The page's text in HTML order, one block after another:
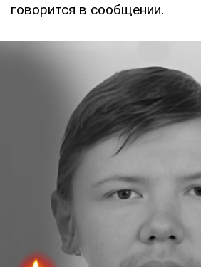
говорится в сообщении.